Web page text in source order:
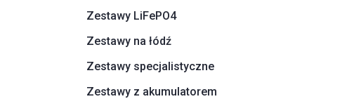
Zestawy LiFePO4
Zestawy na łódź
Zestawy specjalistyczne
Zestawy z akumulatorem